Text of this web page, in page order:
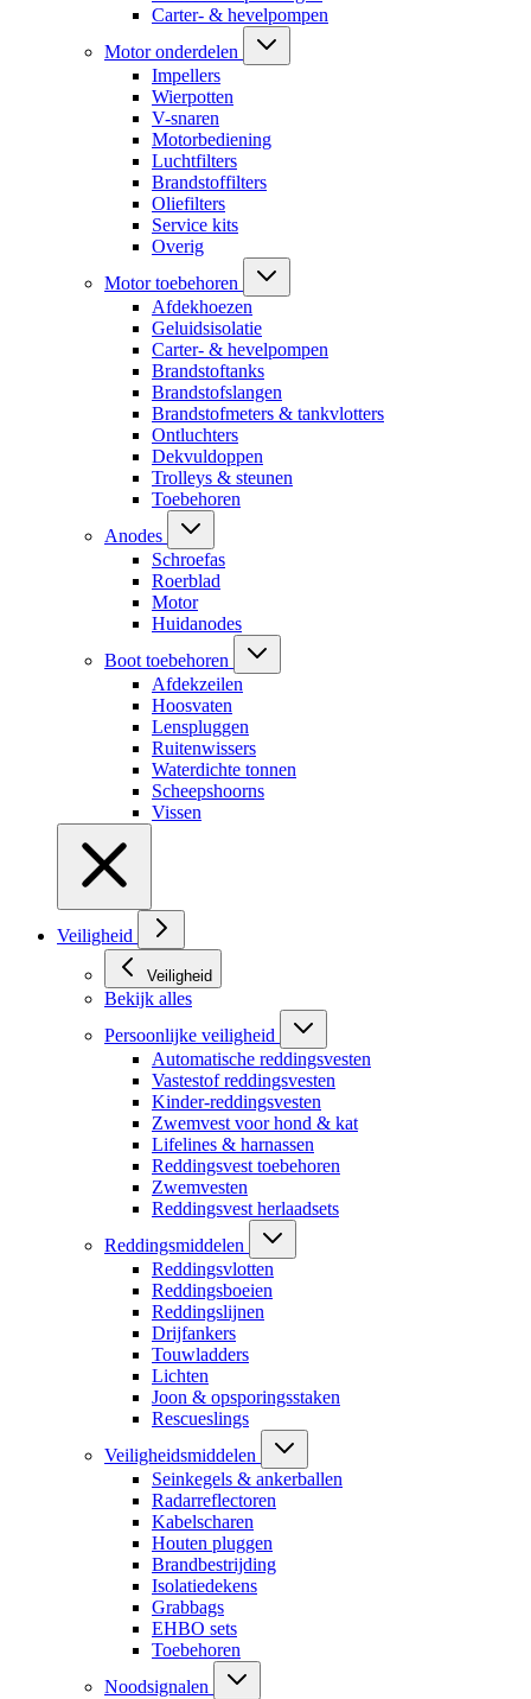
Carter- & hevelpompen
Motor onderdelen
Impellers
Wierpotten
V-snaren
Motorbediening
Luchtfilters
Brandstoffilters
Oliefilters
Service kits
Overig
Motor toebehoren
Afdekhoezen
Geluidsisolatie
Carter- & hevelpompen
Brandstoftanks
Brandstofslangen
Brandstofmeters & tankvlotters
Ontluchters
Dekvuldoppen
Trolleys & steunen
Toebehoren
Anodes
Schroefas
Roerblad
Motor
Huidanodes
Boot toebehoren
Afdekzeilen
Hoosvaten
Lenspluggen
Ruitenwissers
Waterdichte tonnen
Scheepshoorns
Vissen
Veiligheid
Veiligheid
Bekijk alles
Persoonlijke veiligheid
Automatische reddingsvesten
Vastestof reddingsvesten
Kinder-reddingsvesten
Zwemvest voor hond & kat
Lifelines & harnassen
Reddingsvest toebehoren
Zwemvesten
Reddingsvest herlaadsets
Reddingsmiddelen
Reddingsvlotten
Reddingsboeien
Reddingslijnen
Drijfankers
Touwladders
Lichten
Joon & opsporingsstaken
Rescueslings
Veiligheidsmiddelen
Seinkegels & ankerballen
Radarreflectoren
Kabelscharen
Houten pluggen
Brandbestrijding
Isolatiedekens
Grabbags
EHBO sets
Toebehoren
Noodsignalen